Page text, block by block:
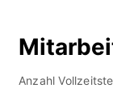
Anzahl